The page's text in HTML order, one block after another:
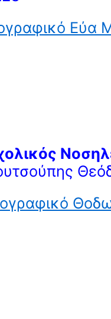
Eύα